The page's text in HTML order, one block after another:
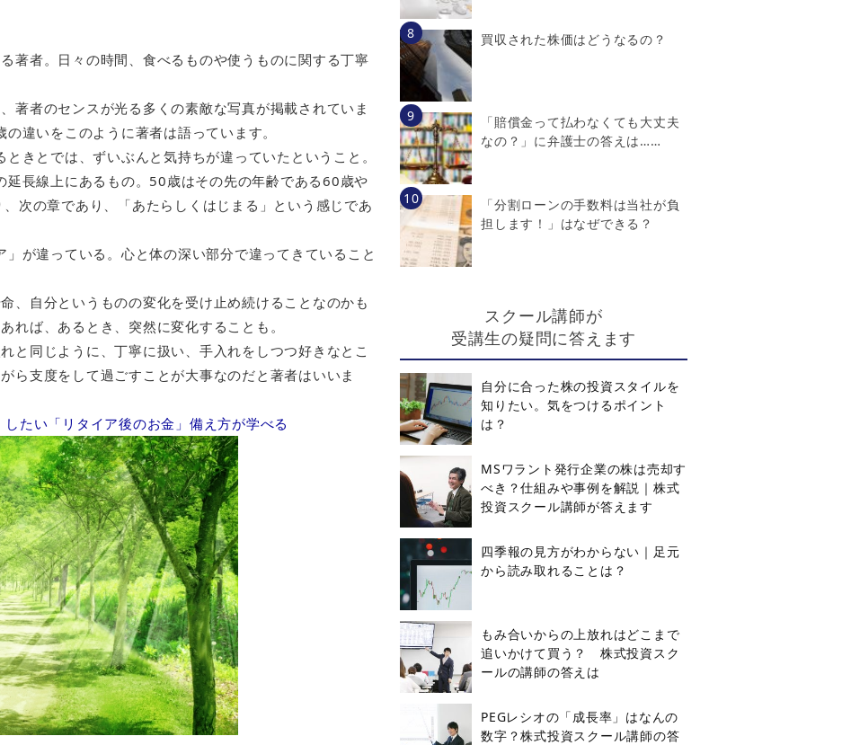
著者。日々の時間、食べるものや使うものに関する丁寧
著者のセンスが光る多くの素敵な写真が掲載されていま
違いをこのように著者は語っています。
きとでは、ずいぶんと気持ちが違っていたということ。
長線上にあるもの。50歳はその先の年齢である60歳や
次の章であり、「あたらしくはじまる」という感じであ
が違っている。心と体の深い部分で違ってきていること
、自分というものの変化を受け止め続けることなのかも
れば、あるとき、突然に変化することも。
と同じように、丁寧に扱い、手入れをしつつ好きなとこ
ら支度をして過ごすことが大事なのだと著者はいいま
たい「リタイア後のお金」備え方が学べる
買収された株価はどうなるの？
「賠償金って払わなくても大丈夫
なの？」に弁護士の答えは……
「分割ローンの手数料は当社が負
担します！」はなぜできる？
スクール講師が
受講生の疑問に答えます
自分に合った株の投資スタイルを
知りたい。気をつけるポイント
は？
MSワラント発行企業の株は売却す
べき？仕組みや事例を解説｜株式
投資スクール講師が答えます
四季報の見方がわからない｜足元
から読み取れることは？
もみ合いからの上放れはどこまで
追いかけて買う？ 株式投資スク
ールの講師の答えは
PEGレシオの「成長率」はなんの
数字？株式投資スクール講師の答